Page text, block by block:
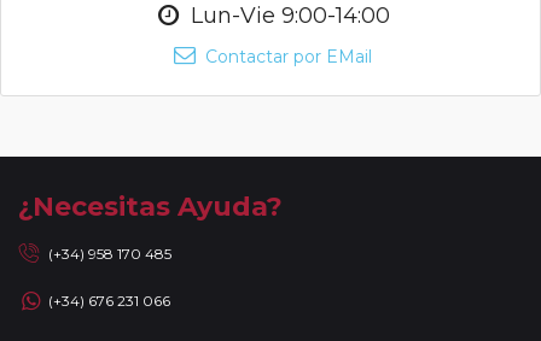
Lun-Vie 9:00-14:00
Contactar por EMail
¿Necesitas Ayuda?
(+34) 958 170 485
(+34) 676 231 066